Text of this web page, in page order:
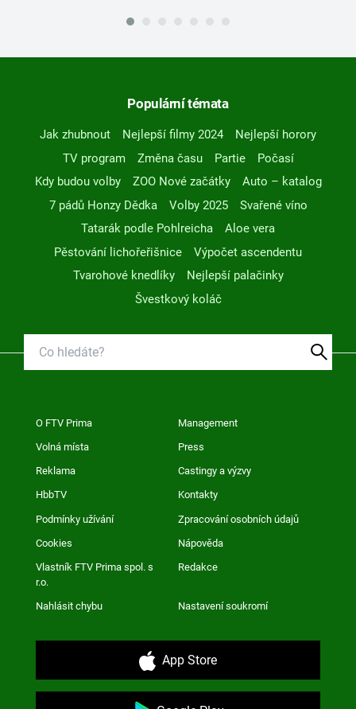
Populární témata
Jak zhubnout Nejlepší filmy 2024
Nejlepší horory
TV program
Změna času Partie
Počasí
Kdy budou volby
ZOO Nové začátky
Auto – katalog
7 pádů Honzy Dědka
Volby 2025
Svařené víno
Tatarák podle Pohlreicha
Aloe vera
Pěstování lichořeřišnice
Výpočet ascendentu
Tvarohové knedlíky
Nejlepší palačinky
Švestkový koláč
O FTV Prima Management
Volná místa Press
Reklama Castingy a výzvy
HbbTV Kontakty
Podmínky užívání Zpracování osobních údajů
Cookies Nápověda
Vlastník FTV Prima spol. s
r.o.
Redakce
Nahlásit chybu Nastavení soukromí
App Store